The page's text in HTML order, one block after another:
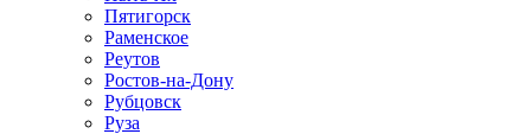
Пятигорск
Раменское
Реутов
Ростов-на-Дону
Рубцовск
Руза